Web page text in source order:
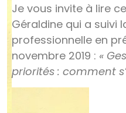
Je vous invite à lire
Géraldine qui a suivi
professionnelle en
novembre 2019 : «
priorités : comment